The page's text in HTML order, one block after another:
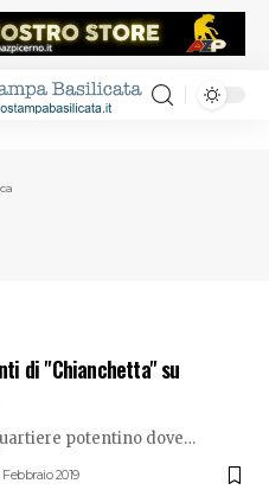
di "Chianchetta" su
potentino dove…
Febbraio 2019